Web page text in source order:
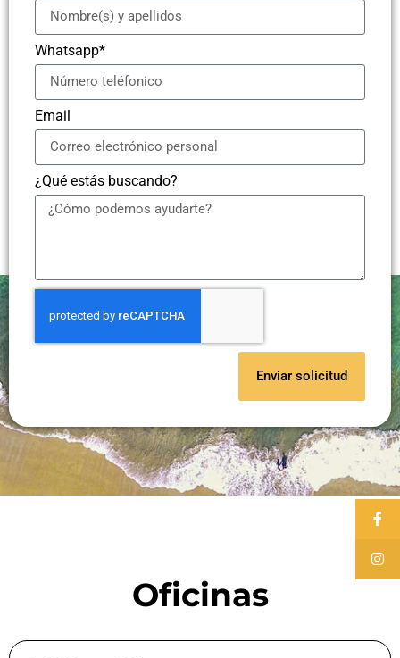
Whatsapp*
Email
¿Qué estás buscando?
Enviar solicitud
Oficinas